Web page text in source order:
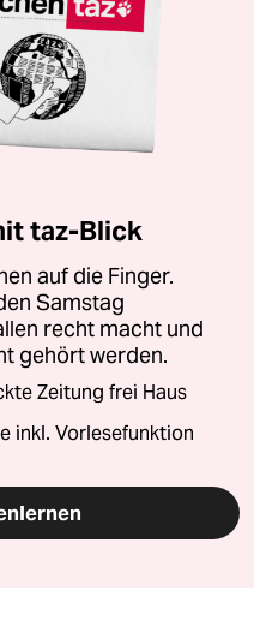
taz-Blick
auf die Finger.
Samstag
recht macht und
gehört werden.
Zeitung frei Haus
inkl. Vorlesefunktion